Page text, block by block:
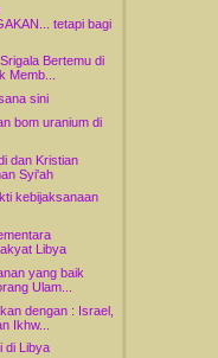
tetapi bagi
Bertemu di
Memb...
sini
bom uranium di
dan Kristian
Syi'ah
kebijaksanaan
Libya
yang baik
Ulam...
dengan : Israel,
Ikhw...
di Libya